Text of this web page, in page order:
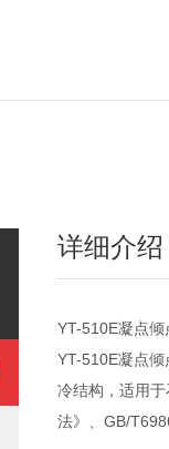
详细介绍
YT-510E凝点
YT-510E凝点
冷结构，适用
法》、GB/